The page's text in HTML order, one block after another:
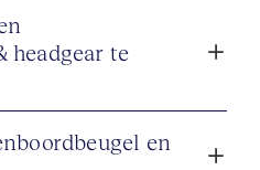
waarvoor Diana
opgeleid en
erg veel
69919409002
headgear te
en